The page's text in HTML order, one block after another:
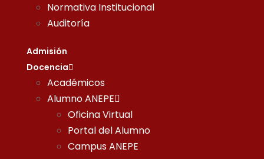
Normativa Institucional
Auditoría
Admisión
Docencia
Académicos
Alumno ANEPE
Oficina Virtual
Portal del Alumno
Campus ANEPE